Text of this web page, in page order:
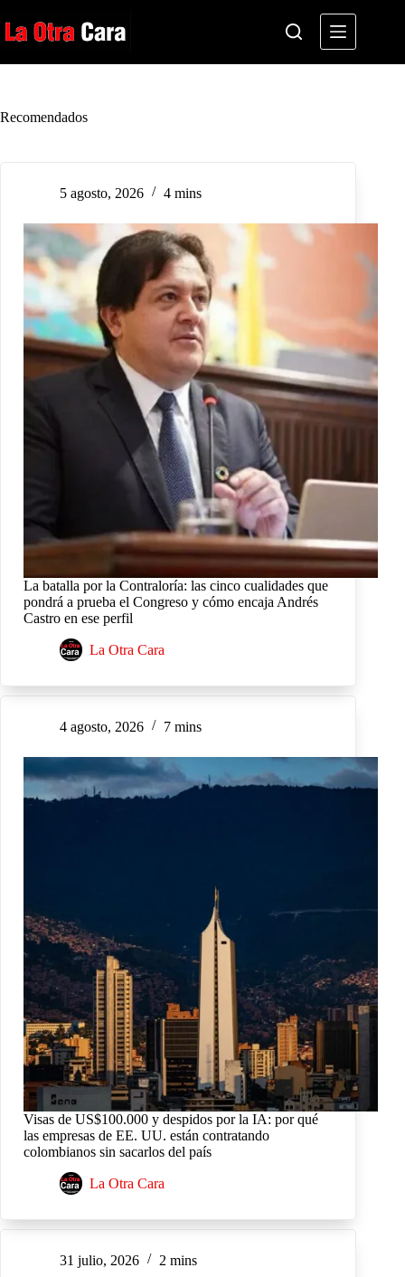
al
contenido
Recomendados
5 agosto, 2026 4 mins
La batalla por la Contraloría: las cinco cualidades que
pondrá a prueba el Congreso y cómo encaja Andrés
Castro en ese perfil
La Otra Cara
4 agosto, 2026 7 mins
Visas de US$100.000 y despidos por la IA: por qué
las empresas de EE. UU. están contratando
colombianos sin sacarlos del país
La Otra Cara
31 julio, 2026 2 mins